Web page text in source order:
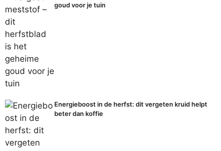
goud voor je tuin
Energieboost in de herfst: dit vergeten kruid helpt
beter dan koffie